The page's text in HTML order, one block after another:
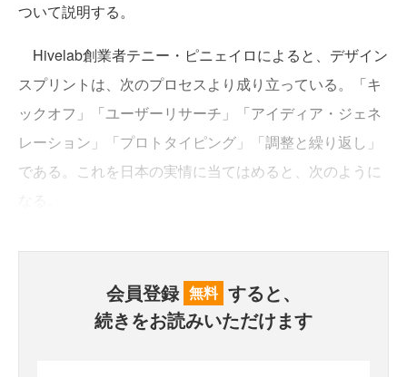
ついて説明する。
Hivelab創業者テニー・ピニェイロによると、デザイン
スプリントは、次のプロセスより成り立っている。「キ
ックオフ」「ユーザーリサーチ」「アイディア・ジェネ
レーション」「プロトタイピング」「調整と繰り返し」
である。これを日本の実情に当てはめると、次のように
会員登録 無料 すると、
続きをお読みいただけます